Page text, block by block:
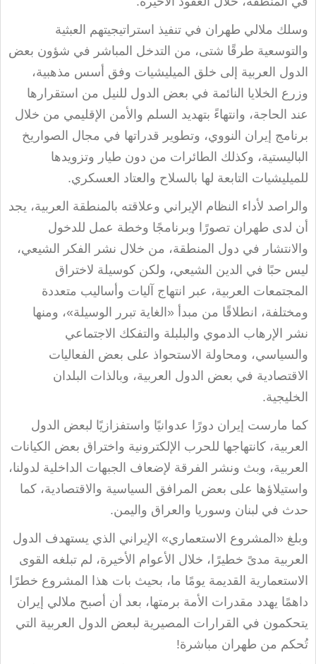
وسلك ملالي طهران في تنفيذ استراتيجيتهم العبثية
والتوسعية طرقًا شتى، من التدخل المباشر في شؤون بعض
الدول العربية إلى خلق الميليشيات وفق أسس مذهبية،
وزرع الخلايا النائمة في بعض الدول للنيل من استقرارها
عند الحاجة، وانتهاءً بتهديد السلم والأمن الإقليمي من خلال
برنامج إيران النووي، وتطوير قدراتها في مجال الصواريخ
الباليستية، وكذلك الطائرات من دون طيار وتزويدها
للميليشيات التابعة لها بالسلاح والعتاد العسكري.
والراصد لأداء النظام الإيراني وعلاقته بالمنطقة العربية، يجد
أن لدى طهران تصورًا وبرنامجًا وخطة عمل للدخول
والانتشار في دول المنطقة، من خلال نشر الفكر الشيعي،
ليس حبًا في الدين الشيعي، ولكن كوسيلة لاختراق
المجتمعات العربية، عبر انتهاج آليات وأساليب متعددة
ومختلفة، انطلاقًا من مبدأ «الغاية تبرر الوسيلة»، ومنها
نشر الإرهاب الدموي والبلبلة والتفكك الاجتماعي
والسياسي، ومحاولة الاستحواذ على بعض الفعاليات
الاقتصادية في بعض الدول العربية، وبالذات البلدان
الخليجية.
كما مارست إيران دورًا عدوانيًا واستفزازيًا لبعض الدول
العربية، كانتهاجها للحرب الإلكترونية واختراق بعض الكيانات
العربية، وبث ونشر الفرقة لإضعاف الجبهات الداخلية لدولنا،
واستيلاؤها على بعض المرافق السياسية والاقتصادية، كما
حدث في لبنان وسوريا والعراق واليمن.
وبلغ «المشروع الاستعماري» الإيراني الذي يستهدف الدول
العربية مدىً خطيرًا، خلال الأعوام الأخيرة، لم تبلغه القوى
الاستعمارية القديمة يومًا ما، بحيث بات هذا المشروع خطرًا
داهمًا يهدد مقدرات الأمة برمتها، بعد أن أصبح ملالي إيران
يتحكمون في القرارات المصيرية لبعض الدول العربية التي
تُحكم من طهران مباشرة!